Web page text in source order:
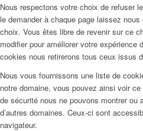
Nous respectons votre choix de refuser
le demander à chaque page laissez
choix. Vous êtes libre de revenir sur ce
modifier pour améliorer votre
cookies nous retirerons tous ceux issus
Nous vous fournissons une liste de
notre domaine, vous pouvez ainsi voir
de sécurité nous ne pouvons montrer ou
d’autres domaines. Ceux-ci sont
navigateur.